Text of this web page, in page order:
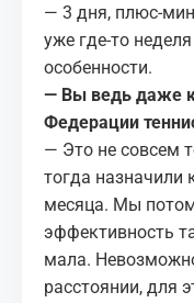
— 3 дня, плюс-
уже где-то
особенности.
— Вы ведь даже
Федерации
— Это не совсем
тогда назначили
месяца. Мы
эффективность
мала.
расстоянии, для